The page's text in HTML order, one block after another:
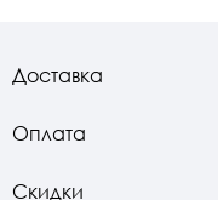
Доставка
Оплата
Скидки